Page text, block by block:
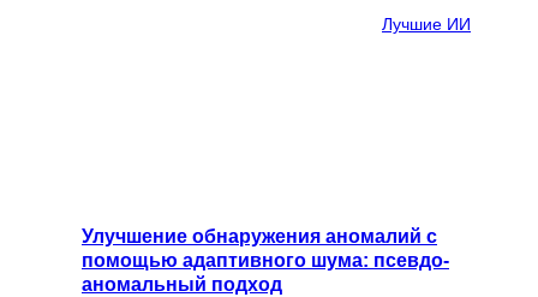
Лучшие ИИ
Улучшение обнаружения аномалий с
помощью адаптивного шума: псевдо-
аномальный подход